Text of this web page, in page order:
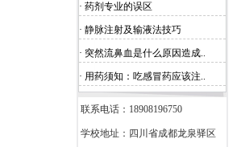
· 药剂专业的误区
· 静脉注射及输液法技巧
· 突然流鼻血是什么原因造成..
· 用药须知：吃感冒药应该注..
联系电话：18908196750
学校地址：四川省成都龙泉驿区